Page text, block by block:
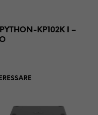
KP102K I –